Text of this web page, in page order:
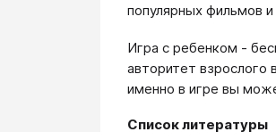
популярных фильмов
Игра с ребенком -
авторитет взрослого
именно в игре вы
Список литературы